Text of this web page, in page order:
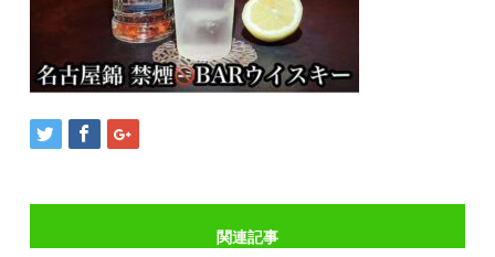
関連記事